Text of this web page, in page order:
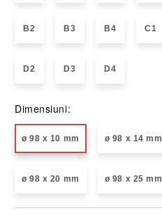
B2 B3 B4 C1
D2 D3 D4
Dimensiuni:
ø 98 x 10 mm ø 98 x 14 mm
ø 98 x 20 mm ø 98 x 25 mm